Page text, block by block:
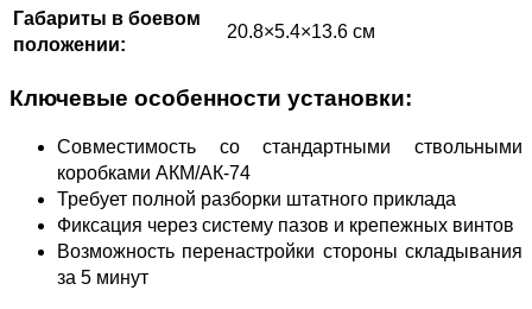
Габариты в боевом
положении:
20.8×5.4×13.6 см
Ключевые особенности установки:
Совместимость со стандартными ствольными
коробками АКМ/АК-74
Требует полной разборки штатного приклада
Фиксация через систему пазов и крепежных винтов
Возможность перенастройки стороны складывания
за 5 минут